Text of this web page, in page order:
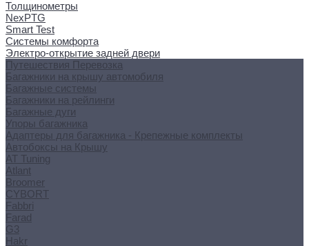
Толщинометры
NexPTG
Smart Test
Системы комфорта
Электро-открытие задней двери
Путешествия Перевозка
Багажники на крышу автомобиля
Багажные системы
Багажники на рейлинги
Багажные дуги
Упоры багажника
Адаптеры для багажника - Крепежные комплекты
Автобоксы на Крышу
AT Tuning
Atlant
Broomer
CYBORT
Fabbri
Farad
G3
Hakr